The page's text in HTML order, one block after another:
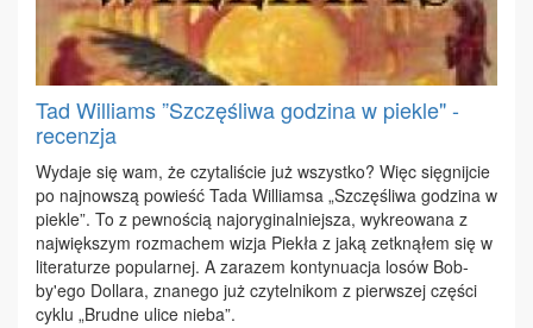
Tad Williams ”Szczęśliwa godzina w piekle" -
recenzja
Wy­da­je się wam, że czy­ta­li­ście już wszyst­ko? Więc się­gnij­cie
po naj­now­szą po­wieść Ta­da Wil­liam­sa „Szczę­śli­wa go­dzi­na w
pie­kle”. To z pew­no­ścią naj­ory­gi­nal­niej­sza, wy­kre­owa­na z
naj­więk­szym roz­ma­chem wi­zja Pie­kła z ja­ką ze­tkną­łem się w
li­te­ra­tu­rze po­pu­lar­nej. A za­ra­zem kon­ty­nu­acja lo­sów Bob­
by'ego Dol­la­ra, zna­ne­go już czy­tel­ni­kom z pierw­szej czę­ści
cy­klu „Brud­ne uli­ce nie­ba”.